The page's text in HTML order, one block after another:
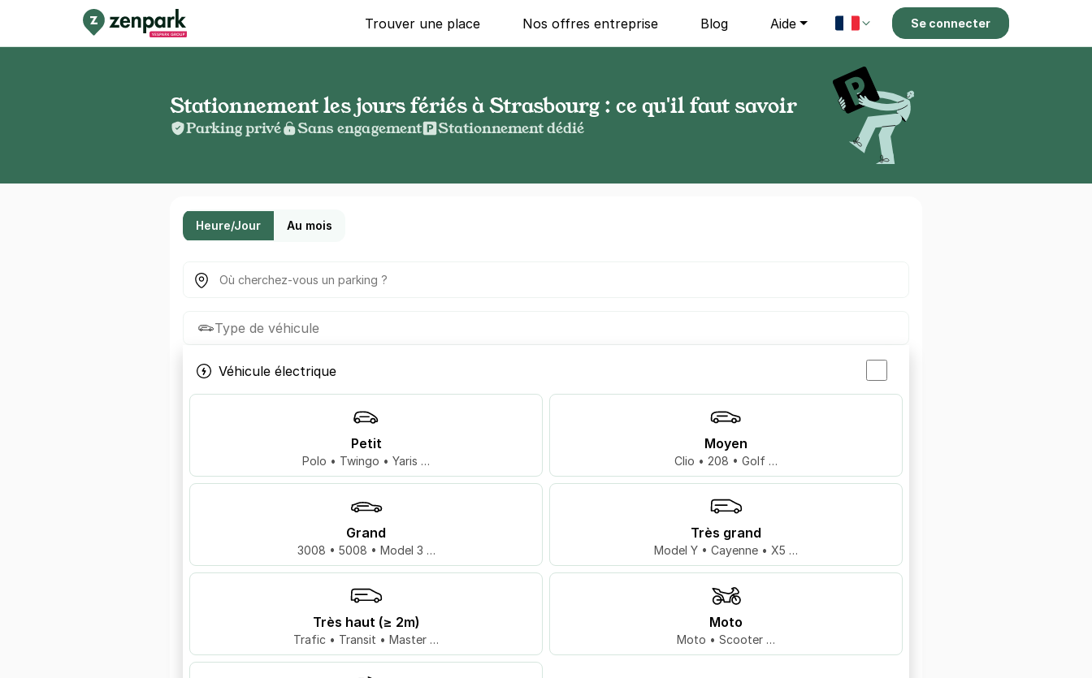
Trouver une place Nos offres entreprise Blog Aide Se connecter
Stationnement les jours fériés à Strasbourg : ce qu'il faut savoir
Parking privé Sans engagement Stationnement dédié
Heure/Jour Au mois
Où cherchez-vous un parking ?
Type de véhicule
Véhicule électrique
Petit
Polo • Twingo • Yaris …
Moyen
Clio • 208 • Golf …
Grand
3008 • 5008 • Model 3 …
Très grand
Model Y • Cayenne • X5 …
Très haut (≥ 2m)
Trafic • Transit • Master …
Moto
Moto • Scooter …